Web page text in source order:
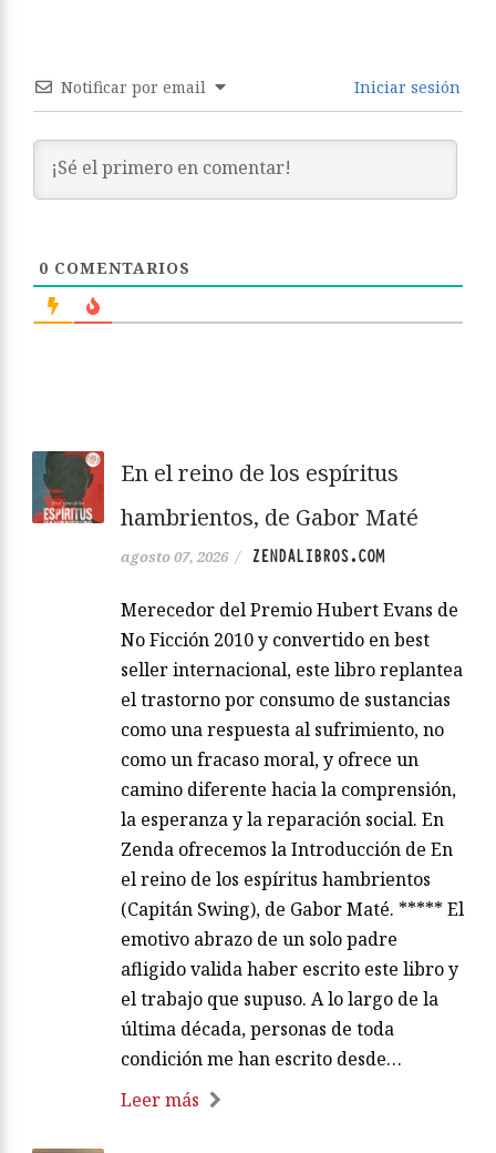
Notificar por email Iniciar sesión
0 COMENTARIOS
En el reino de los espíritus
hambrientos, de Gabor Maté
agosto 07, 2026 / ZENDALIBROS.COM
Merecedor del Premio Hubert Evans de
No Ficción 2010 y convertido en best
seller internacional, este libro replantea
el trastorno por consumo de sustancias
como una respuesta al sufrimiento, no
como un fracaso moral, y ofrece un
camino diferente hacia la comprensión,
la esperanza y la reparación social. En
Zenda ofrecemos la Introducción de En
el reino de los espíritus hambrientos
(Capitán Swing), de Gabor Maté. ***** El
emotivo abrazo de un solo padre
afligido valida haber escrito este libro y
el trabajo que supuso. A lo largo de la
última década, personas de toda
condición me han escrito desde…
Leer más